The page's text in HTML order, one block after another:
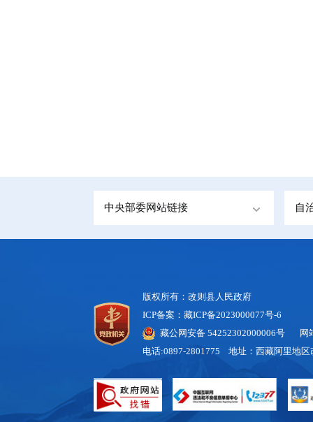
中央部委网站链接 自
版权所有：改则县人民政府
ICP备案：藏ICP备2023000077号-6
藏公网安备 54252302000006号 网站
电话:0897-2801775 地址：西藏阿里地区